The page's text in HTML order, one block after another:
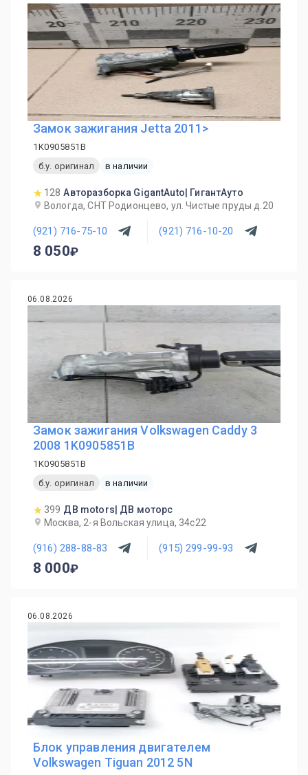
Замок зажигания Jetta 2011>
1K0905851B
б.у. оригинал
в наличии
128 Авторазборка GigantAuto| ГигантАуто
Вологда, СНТ Родионцево, ул. Чистые пруды д.20
(921) 716-75-10 (921) 716-10-20
8 050
06.08.2026
Замок зажигания Volkswagen Caddy 3
2008 1K0905851B
1K0905851B
б.у. оригинал
в наличии
399 ДВ motors| ДВ моторс
Москва, 2-я Вольская улица, 34с22
(916) 288-88-83 (915) 299-99-93
8 000
06.08.2026
Блок управления двигателем
Volkswagen Tiguan 2012 5N